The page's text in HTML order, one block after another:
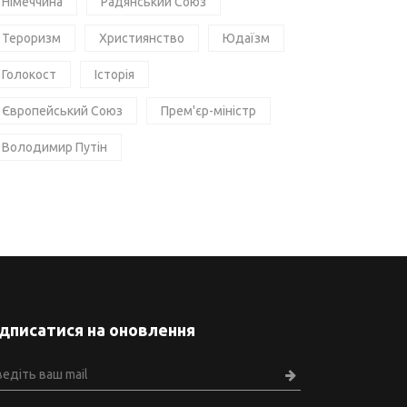
Тероризм Християнство Юдаїзм
Голокост Історія
Європейський Союз Прем'єр-міністр
Володимир Путін
на оновлення